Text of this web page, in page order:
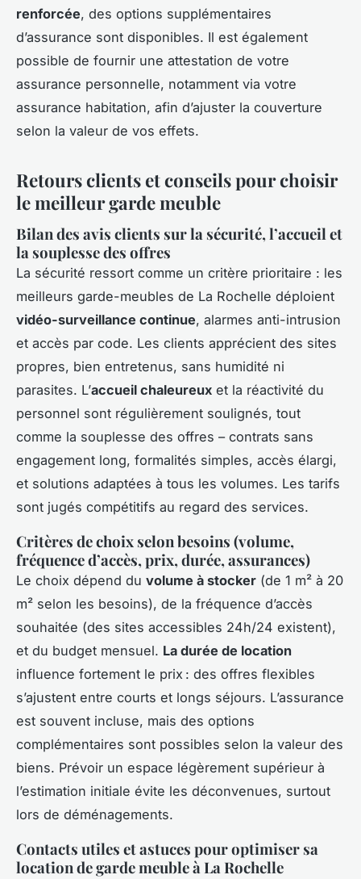
renforcée, des options supplémentaires
d’assurance sont disponibles. Il est également
possible de fournir une attestation de votre
assurance personnelle, notamment via votre
assurance habitation, afin d’ajuster la couverture
selon la valeur de vos effets.
Retours clients et conseils pour choisir
le meilleur garde meuble
Bilan des avis clients sur la sécurité, l’accueil et
la souplesse des offres
La sécurité ressort comme un critère prioritaire : les
meilleurs garde-meubles de La Rochelle déploient
vidéo-surveillance continue, alarmes anti-intrusion
et accès par code. Les clients apprécient des sites
propres, bien entretenus, sans humidité ni
parasites. L’accueil chaleureux et la réactivité du
personnel sont régulièrement soulignés, tout
comme la souplesse des offres – contrats sans
engagement long, formalités simples, accès élargi,
et solutions adaptées à tous les volumes. Les tarifs
sont jugés compétitifs au regard des services.
Critères de choix selon besoins (volume,
fréquence d’accès, prix, durée, assurances)
Le choix dépend du volume à stocker (de 1 m² à 20
m² selon les besoins), de la fréquence d’accès
souhaitée (des sites accessibles 24h/24 existent),
et du budget mensuel. La durée de location
influence fortement le prix : des offres flexibles
s’ajustent entre courts et longs séjours. L’assurance
est souvent incluse, mais des options
complémentaires sont possibles selon la valeur des
biens. Prévoir un espace légèrement supérieur à
l’estimation initiale évite les déconvenues, surtout
lors de déménagements.
Contacts utiles et astuces pour optimiser sa
location de garde meuble à La Rochelle